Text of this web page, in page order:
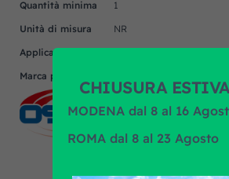
Quantità minima
1
Unità di misura
NR
Applicazione
Marca prodotto
CHIUSURA
MODENA dal 8 al 16
ROMA dal 8 al 23 Agosto